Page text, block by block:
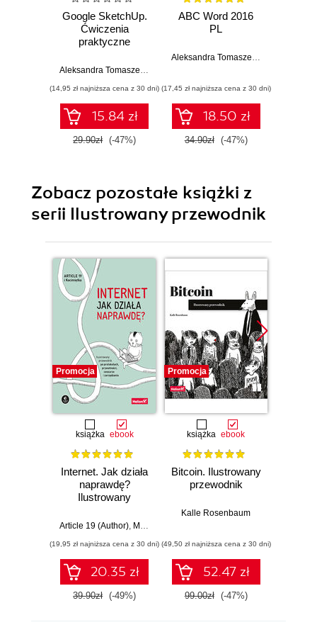
Google SketchUp.
Ćwiczenia
praktyczne
(14,95 zł najniższa cena z 30 dni)
15.84 zł
29.90zł (-47%)
ABC Word 2016
PL
(17,45 zł najniższa cena z 30 dni)
18.50 zł
34.90zł (-47%)
Zobacz pozostałe książki z
serii Ilustrowany przewodnik
Promocja
książka ebook
Internet. Jak działa
naprawdę?
Ilustrowany
protokołach,
cenzurze i
zarządzaniu
Article 19 (Author), Mallory Knodel (Contributor)
(19,95 zł najniższa cena z 30 dni)
20.35 zł
39.90zł (-49%)
Promocja
książka ebook
Bitcoin. Ilustrowany
przewodnik
Kalle Rosenbaum
(49,50 zł najniższa cena z 30 dni)
52.47 zł
99.00zł (-47%)